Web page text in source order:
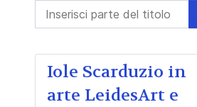
Inserisci parte del titolo
Iole Scarduzio in
arte LeidesArt e